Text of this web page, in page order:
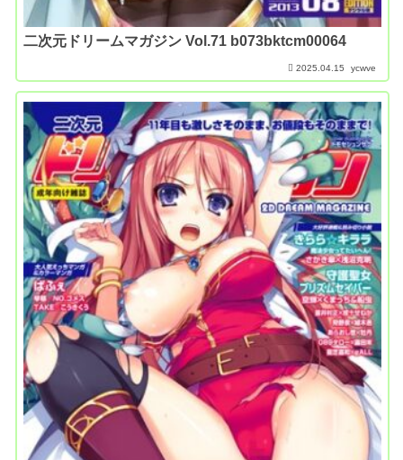
二次元ドリームマガジン Vol.71 b073bktcm00064
2025.04.15 ycwve